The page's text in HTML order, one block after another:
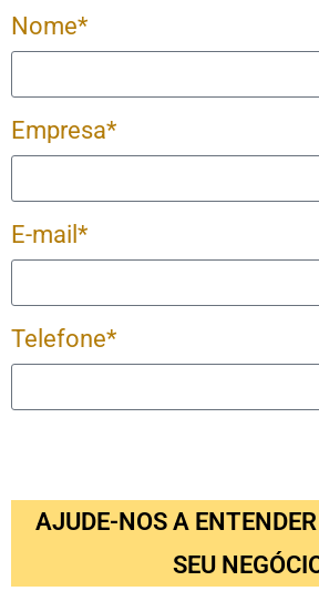
Nome*
Empresa*
E-mail*
Telefone*
AJUDE-NOS A
SEU